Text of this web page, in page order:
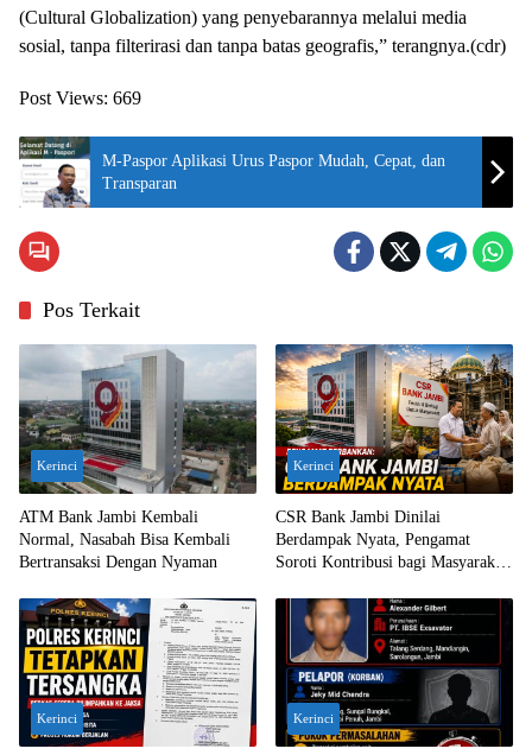
(Cultural Globalization) yang penyebarannya melalui media
sosial, tanpa filterirasi dan tanpa batas geografis,” terangnya.(cdr)
Post Views: 669
M-Paspor Aplikasi Urus Paspor Mudah, Cepat, dan
Transparan
Pos Terkait
Kerinci
ATM Bank Jambi Kembali
Normal, Nasabah Bisa Kembali
Bertransaksi Dengan Nyaman
Kerinci
CSR Bank Jambi Dinilai
Berdampak Nyata, Pengamat
Soroti Kontribusi bagi Masyarakat
Kerinci Kerinci